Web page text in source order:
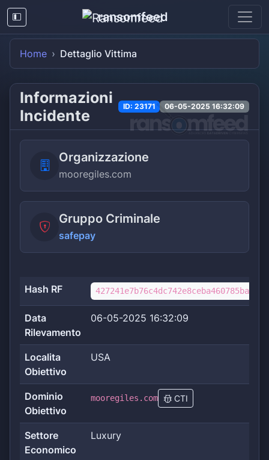
ransomfeed
Home Dettaglio Vittima
Informazioni
Incidente
ID: 23171 06-05-2025 16:32:09
Organizzazione
mooregiles.com
Gruppo Criminale
safepay
Hash RF
Data
Rilevamento
06-05-2025 16:32:09
Localita
Obiettivo
USA
Dominio
Obiettivo
mooregiles.com CTI
Settore
Economico
Luxury